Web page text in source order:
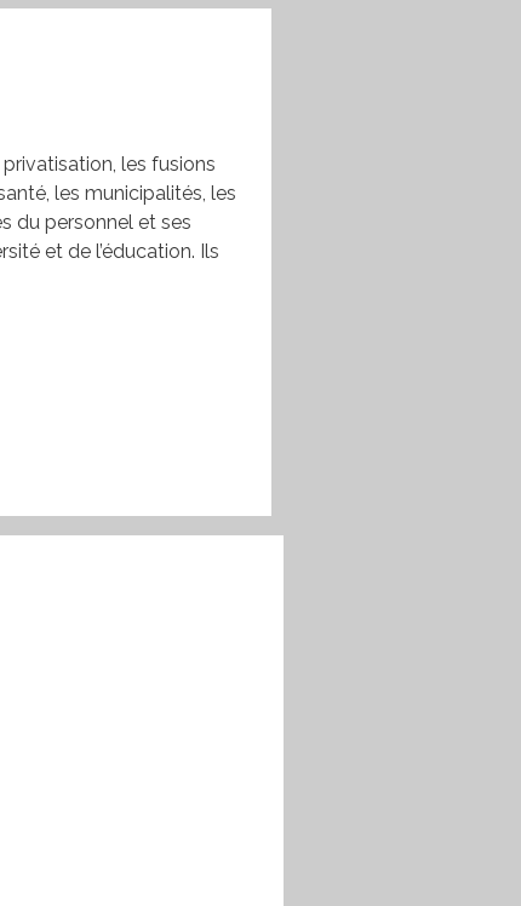
les fusions
les municipalités, les
du personnel et ses
et de l’éducation. Ils